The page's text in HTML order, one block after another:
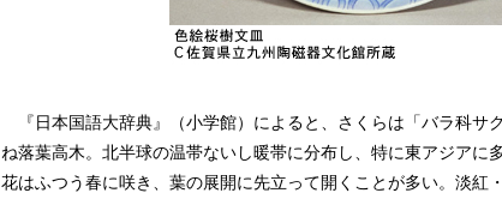
『日本国語大辞典』（小学館）によると、さくらは「バラ科サ
ね落葉高木。北半球の温帯ないし暖帯に分布し、特に東アジアに
花はふつう春に咲き、葉の展開に先立って開くことが多い。淡紅